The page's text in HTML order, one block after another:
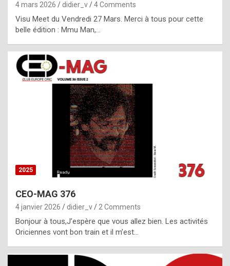
p
l
c
h
i
s
t
o
r
p
e
c
i
4 mars 2026 didier_v 4 Comments
Visu Meet du Vendredi 27 Mars. Merci à tous pour cette
belle édition : Mmu Man,…
2025
CEO-MAG 376
4 janvier 2026 didier_v 2 Comments
Bonjour à tous,J’espère que vous allez bien. Les activités
Oriciennes vont bon train et il m’est…